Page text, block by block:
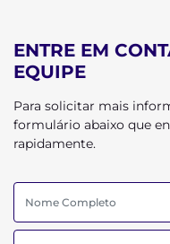
ENTRE EM
EQUIPE
Para solicitar mais
formulário abaixo que
rapidamente.